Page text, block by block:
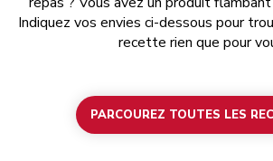
Indiquez vos envies ci-dessous pour
recette rien que pour
PARCOUREZ TOUTES LES